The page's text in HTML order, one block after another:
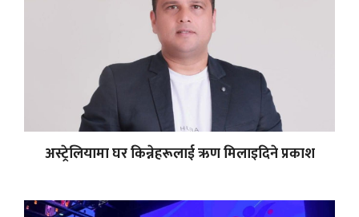
अस्ट्रेलियामा घर किन्नेहरूलाई ऋण मिलाइदिने प्रकाश